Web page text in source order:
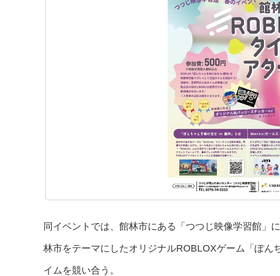
同イベントでは、館林市にある「つつじ映像学習館」
林市をテーマにしたオリジナルROBLOXゲーム「ぽん
イムを競い合う。